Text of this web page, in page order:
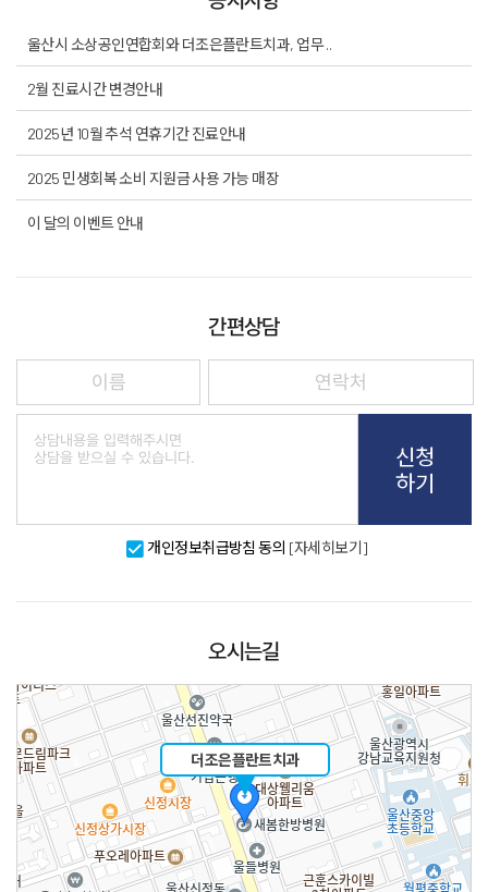
치아교정
일반진료
턱관절
치료 후에는?
울산시 소상공인연합회와 더조은플란트치과, 업무 ..
2월 진료시간 변경안내
2025년 10월 추석 연휴기간 진료안내
2025 민생회복 소비 지원금 사용 가능 매장
이 달의 이벤트 안내
간편상담
신청
하기
개인정보취급방침 동의 [자세히보기]
오시는길
더조은플란트치과